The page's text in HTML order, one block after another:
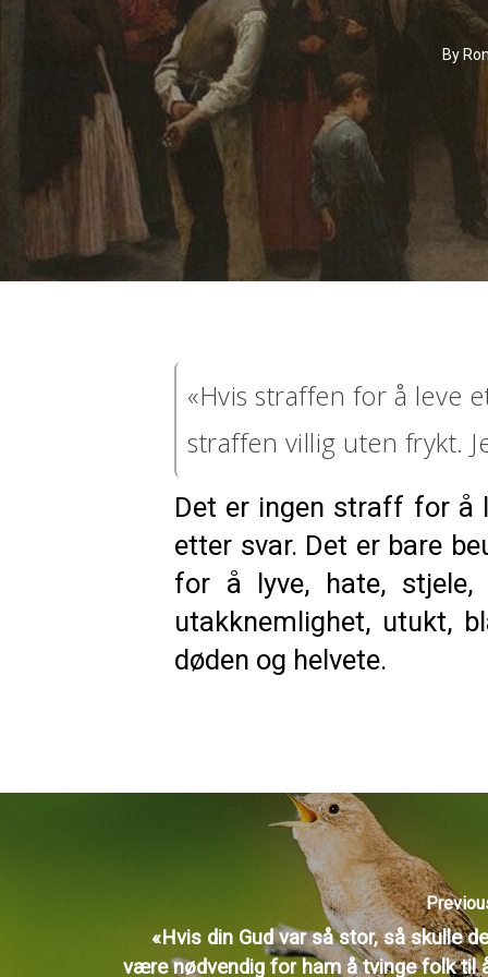
By
«Hvis straffen for å leve
straffen villig uten frykt.
Det er ingen straff for å
etter svar. Det er bare
for å lyve, hate, stjele,
utakknemlighet, utukt,
døden og helvete.
«Hvis din Gud var så stor, så skulle
være nødvendig for ham å tvinge folk til